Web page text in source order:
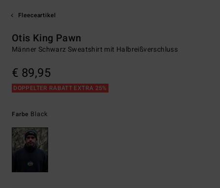
Fleeceartikel
Otis King Pawn
Männer Schwarz Sweatshirt mit Halbreißverschluss
€ 89,95
DOPPELTER RABATT EXTRA 25%
Farbe Black